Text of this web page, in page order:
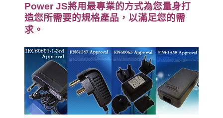
Power JS將用最專業的方式為您量身打
造您所需要的規格產品，以滿足您的需
求。